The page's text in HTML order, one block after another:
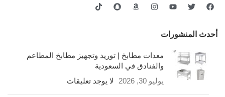
أحدث المنشورات
معدات مطابخ | توريد وتجهيز مطابخ المطاعم
والفنادق في السعودية
يوليو 30, 2026
لا يوجد تعليقات